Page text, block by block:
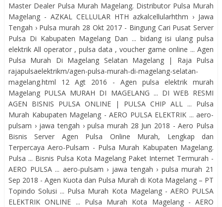
Master Dealer Pulsa Murah Magelang. Distributor Pulsa Murah
Magelang - AZKAL CELLULAR HTH azkalcellularhthm › Jawa
Tengah › Pulsa murah 28 Okt 2017 - Bingung Cari Pusat Server
Pulsa Di Kabupaten Magelang Dan ... bidang isi ulang pulsa
elektrik All operator , pulsa data , voucher game online ... Agen
Pulsa Murah Di Magelang Selatan Magelang | Raja Pulsa
rajapulsaelektrikm/agen-pulsa-murah-di-magelang-selatan-
magelang.html 12 Agt 2016 - Agen pulsa elektrik murah
Magelang PULSA MURAH DI MAGELANG ... DI WEB RESMI
AGEN BISNIS PULSA ONLINE | PULSA CHIP ALL ... Pulsa
Murah Kabupaten Magelang - AERO PULSA ELEKTRIK ... aero-
pulsam › jawa tengah › pulsa murah 28 Jun 2018 - Aero Pulsa
Bisnis Server Agen Pulsa Online Murah, Lengkap dan
Terpercaya Aero-Pulsam - Pulsa Murah Kabupaten Magelang.
Pulsa ... Bisnis Pulsa Kota Magelang Paket Internet Termurah -
AERO PULSA ... aero-pulsam › jawa tengah › pulsa murah 21
Sep 2018 - Agen Kuota dan Pulsa Murah di Kota Magelang – PT
Topindo Solusi ... Pulsa Murah Kota Magelang - AERO PULSA
ELEKTRIK ONLINE ... Pulsa Murah Kota Magelang - AERO